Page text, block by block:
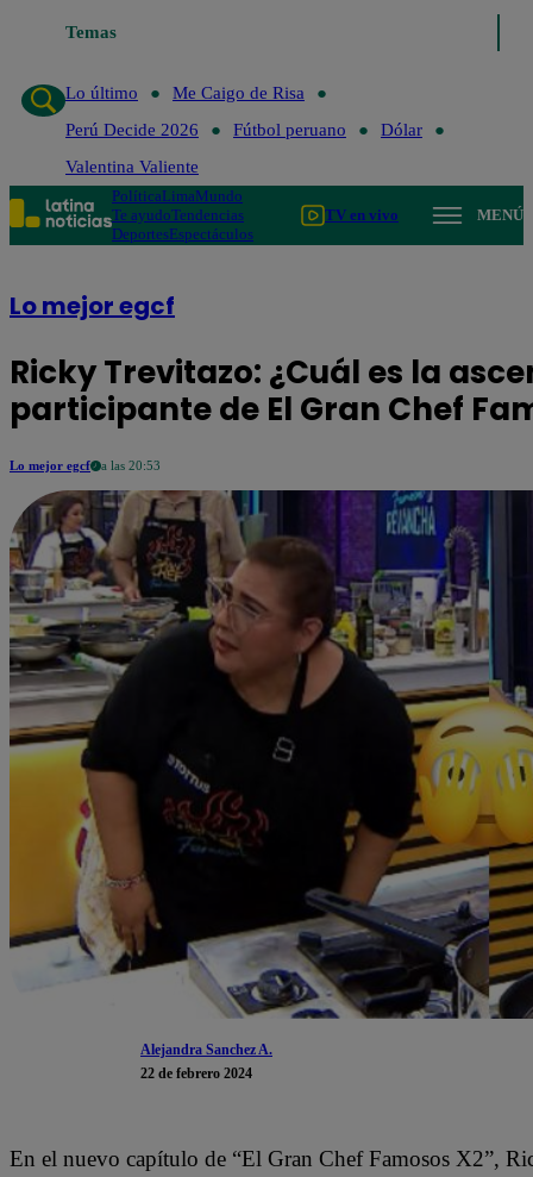
Temas
Lo último
Me Caigo de Risa
Perú Decide 2026
Fútbol peruano
Dólar
Valentina Valiente
PolíticaLimaMundo
Te ayudoTendencias
DeportesEspectáculos
TV en vivo MENÚ
Lo mejor egcf
Ricky Trevitazo: ¿Cuál es la
participante de El Gran Chef
Lo mejor egcf a las 20:53
Alejandra Sanchez A.
22 de febrero 2024
En el nuevo capítulo de “El Gran Chef Famosos X2”,